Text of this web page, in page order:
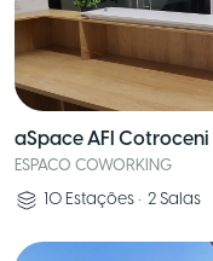
aSpace AFI Cotroceni
ESPACO COWORKING
10 Estações • 2 Salas